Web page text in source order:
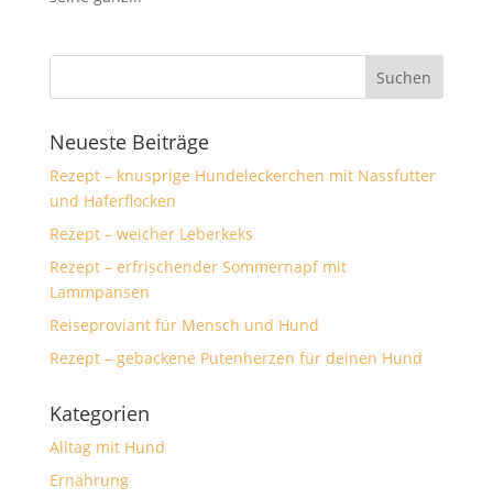
Neueste Beiträge
Rezept – knusprige Hundeleckerchen mit Nassfutter
und Haferflocken
Rezept – weicher Leberkeks
Rezept – erfrischender Sommernapf mit
Lammpansen
Reiseproviant für Mensch und Hund
Rezept – gebackene Putenherzen für deinen Hund
Kategorien
Alltag mit Hund
Ernährung